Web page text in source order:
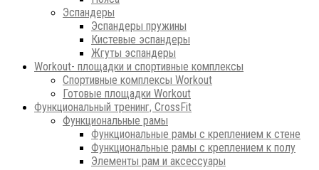
Эспандеры
Эспандеры пружины
Кистевые эспандеры
Жгуты эспандеры
Workout- площадки и спортивные комплексы
Спортивные комплексы Workout
Готовые площадки Workout
Функциональный тренинг, CrossFit
Функциональные рамы
Функциональные рамы с креплением к стене
Функциональные рамы с креплением к полу
Элементы рам и аксессуары